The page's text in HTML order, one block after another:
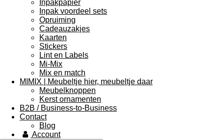
Inpakpapier
Inpak voordeel sets
Opruiming
Cadeauzakjes
Kaarten
Stickers
Lint en Labels
Mi-Mix
Mix en match
MIMIX | Meubeltje hier, meubeltje daar
Meubelknoppen
Kerst ornamenten
B2B / Business-to-Business
Contact
Blog
Account